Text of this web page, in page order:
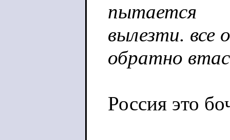
пытается
вылезти. все
обратно
Россия это